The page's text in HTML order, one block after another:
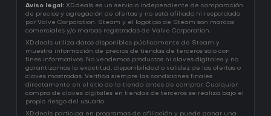
Aviso legal: XD.deals es un servicio independiente de comparación
de precios y agregación de ofertas y no está afiliado ni respaldado
por Valve Corporation. Steam y el logotipo de Steam son marcas
comerciales y/o marcas registradas de Valve Corporation.
XD.deals utiliza datos disponibles públicamente de Steam y
muestra información de precios de tiendas de terceros solo con
fines informativos. No vendemos productos ni claves digitales y no
garantizamos la exactitud, disponibilidad o validez de las ofertas o
claves mostradas. Verifica siempre las condiciones finales
directamente en el sitio de la tienda antes de comprar. Cualquier
compra de claves digitales en tiendas de terceros se realiza bajo el
propio riesgo del usuario.
XD.deals participa en programas de afiliación y puede ganar una